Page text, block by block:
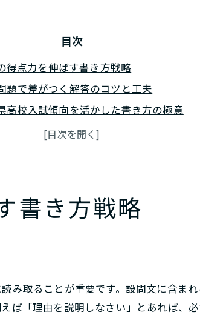
目次
得点力を伸ばす書き方戦略
題で差がつく解答のコツと工夫
高校入試傾向を活かした書き方の極意
題で得点を伸ばす答案構成のポイント
校入試過去問で学ぶ記述問題対策法
ための記述問題注意点ガイド
題で減点を防ぐ基本的な注意点
題見直しの効果的なチェックポイント
書き方戦略
み取ることが重要です。設問文に含ま
ば「理由を説明しなさい」とあれば、